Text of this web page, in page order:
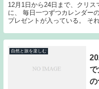
12月1日から24日まで、クリ
に、 毎日一つずつカレンダー
プレゼントが入っている。 そ
自然と旅を楽しむ
で
の